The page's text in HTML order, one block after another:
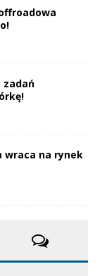
zadań
wraca na rynek